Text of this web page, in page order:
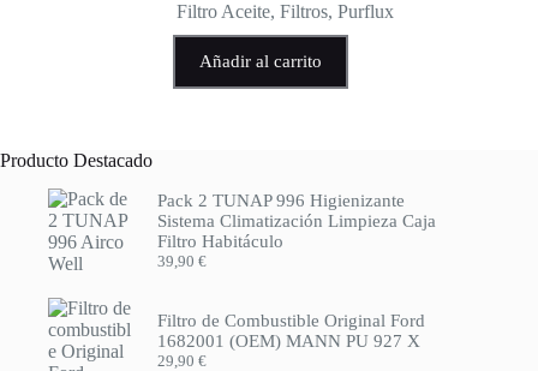
Filtro Aceite, Filtros, Purflux
Añadir al carrito
Producto Destacado
Pack 2 TUNAP 996 Higienizante
Sistema Climatización Limpieza Caja
Filtro Habitáculo
39,90 €
Filtro de Combustible Original Ford
1682001 (OEM) MANN PU 927 X
29,90 €